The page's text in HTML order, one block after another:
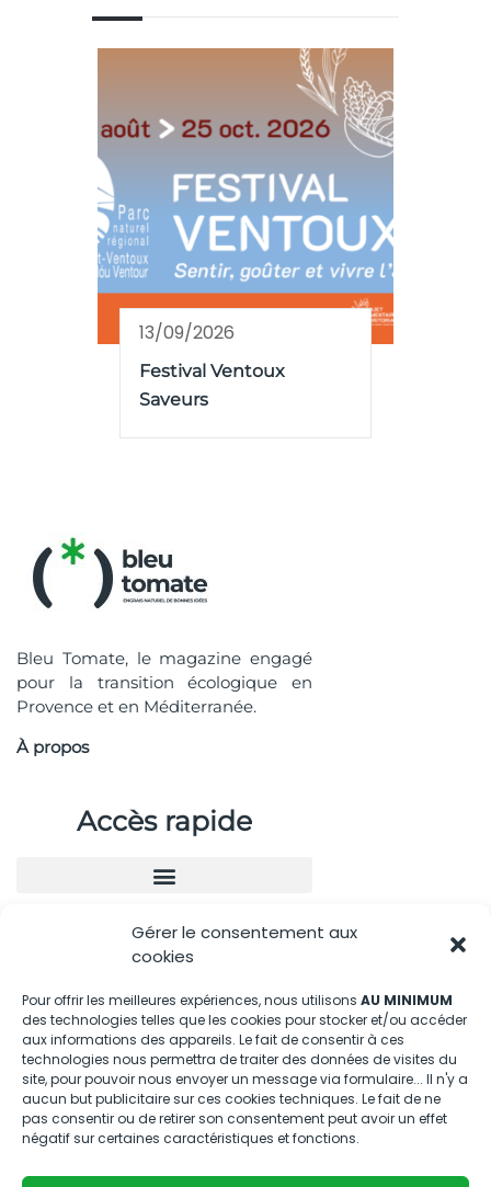
Gérer le consentement aux
cookies
Pour offrir les meilleures expériences, nous utilisons AU MINIMUM
des technologies telles que les cookies pour stocker et/ou accéder
aux informations des appareils. Le fait de consentir à ces
technologies nous permettra de traiter des données de visites du
site, pour pouvoir nous envoyer un message via formulaire... Il n'y a
aucun but publicitaire sur ces cookies techniques. Le fait de ne
pas consentir ou de retirer son consentement peut avoir un effet
négatif sur certaines caractéristiques et fonctions.
13/09/2026
Festival Ventoux
Saveurs
Bleu Tomate, le magazine engagé
pour la transition écologique en
Provence et en Méditerranée.
À propos
Accès rapide
Nous contacter
04.88.08.75.28
contactBT@bleu-tomate.fr
Kit média
Kit média Bleu Tomate